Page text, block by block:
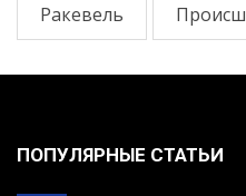
Ракевель Происш
ПОПУЛЯРНЫЕ СТАТЬИ